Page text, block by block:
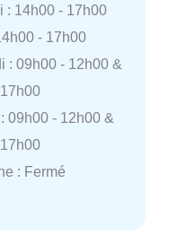
: 14h00 - 17h00
- 17h00
: 09h00 - 12h00 &
09h00 - 12h00 &
: Fermé